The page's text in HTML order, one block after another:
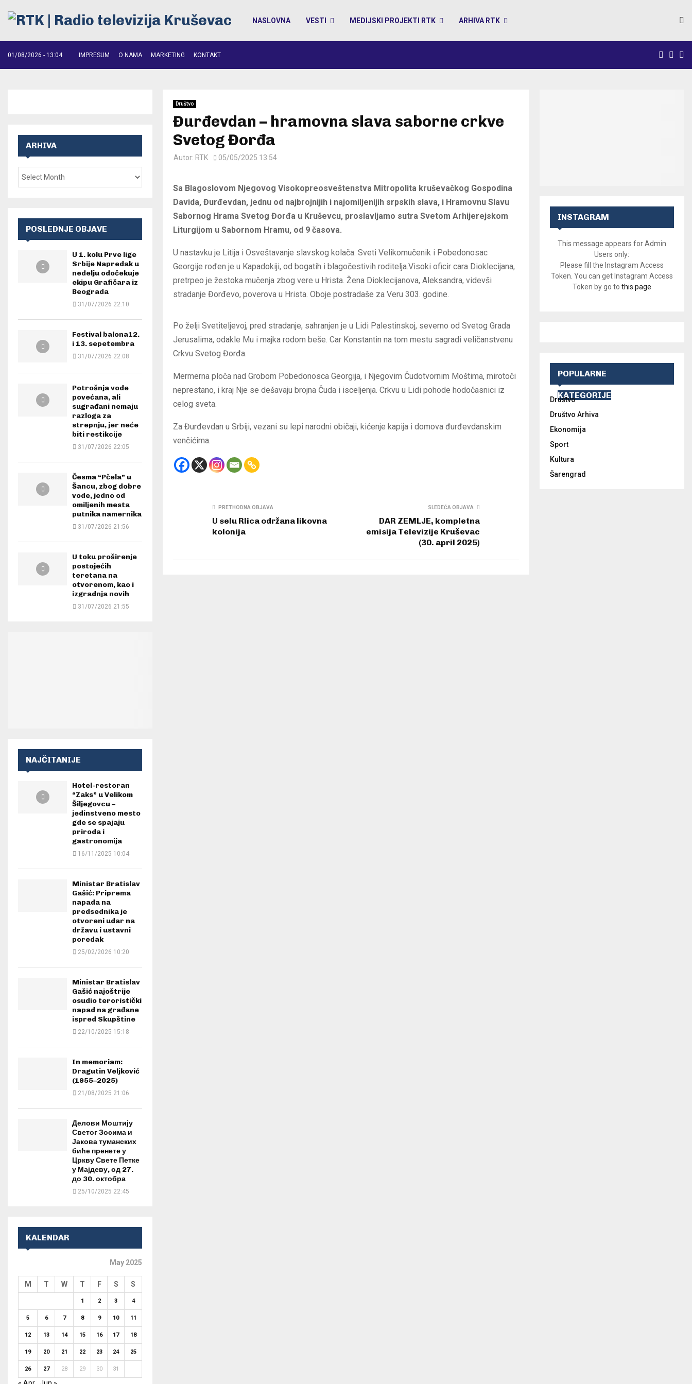
NASLOVNA VESTI MEDIJSKI PROJEKTI RTK ARHIVA RTK
01/08/2026 - 13:04 IMPRESUM O NAMA MARKETING KONTAKT
Društvo
Đurđevdan – hramovna slava saborne crkve
Svetog Đorđa
Autor: RTK 05/05/2025 13:54
Sa Blagoslovom Njegovog Visokopreosveštenstva Mitropolita kruševačkog Gospodina
Davida, Đurđevdan, jednu od najbrojnijih i najomiljenijih srpskih slava, i Hramovnu Slavu
Sabornog Hrama Svetog Đorđa u Kruševcu, proslavljamo sutra Svetom Arhijerejskom
Liturgijom u Sabornom Hramu, od 9 časova.
U nastavku je Litija i Osveštavanje slavskog kolača. Sveti Velikomučenik i Pobedonosac
Georgije rođen je u Kapadokiji, od bogatih i blagočestivih roditelja.Visoki oficir cara Dioklecijana,
pretrpeo je žestoka mučenja zbog vere u Hrista. Žena Dioklecijanova, Aleksandra, videvši
stradanje Đorđevo, poverova u Hrista. Oboje postradaše za Veru 303. godine.
Po želji Svetiteljevoj, pred stradanje, sahranjen je u Lidi Palestinskoj, severno od Svetog Grada
Jerusalima, odakle Mu i majka rodom beše. Car Konstantin na tom mestu sagradi veličanstvenu
Crkvu Svetog Đorđa.
Mermerna ploča nad Grobom Pobedonosca Georgija, i Njegovim Čudotvornim Moštima, mirotoči
neprestano, i kraj Nje se dešavaju brojna Čuda i isceljenja. Crkvu u Lidi pohode hodočasnici iz
celog sveta.
Za Đurđevdan u Srbiji, vezani su lepi narodni običaji, kićenje kapija i domova đurđevdanskim
venčićima.
PRETHODNA OBJAVA
U selu Rlica održana likovna
kolonija
SLEDEĆA OBJAVA
DAR ZEMLJE, kompletna
emisija Televizije Kruševac
(30. april 2025)
ARHIVA
POSLEDNJE OBJAVE
U 1. kolu Prve lige
Srbije Napredak u
nedelju odočekuje
ekipu Grafičara iz
Beograda
31/07/2026 22:10
Festival balona12.
i 13. sepetembra
31/07/2026 22:08
Potrošnja vode
povećana, ali
sugrađani nemaju
razloga za
strepnju, jer neće
biti restikcije
31/07/2026 22:05
Česma “Pčela” u
Šancu, zbog dobre
vode, jedno od
omiljenih mesta
putnika namernika
31/07/2026 21:56
U toku proširenje
postojećih
teretana na
otvorenom, kao i
izgradnja novih
31/07/2026 21:55
NAJČITANIJE
Hotel-restoran
“Zaks” u Velikom
Šiljegovcu –
jedinstveno mesto
gde se spajaju
priroda i
gastronomija
16/11/2025 10:04
Ministar Bratislav
Gašić: Priprema
napada na
predsednika je
otvoreni udar na
državu i ustavni
poredak
25/02/2026 10:20
Ministar Bratislav
Gašić najoštrije
osudio teroristički
napad na građane
ispred Skupštine
22/10/2025 15:18
In memoriam:
Dragutin Veljković
(1955–2025)
21/08/2025 21:06
Делови Моштију
Светог Зосима и
Јакова туманских
биће пренете у
Цркву Свете Петке
у Мајдеву, од 27.
до 30. октобра
25/10/2025 22:45
KALENDAR
May 2025
M T W T F S S
1 2 3 4
5 6 7 8 9 10 11
12 13 14 15 16 17 18
19 20 21 22 23 24 25
26 27 28 29 30 31
INSTAGRAM
This message appears for Admin
Users only:
Please fill the Instagram Access
Token. You can get Instagram Access
Token by go to this page
POPULARNE
KATEGORIJE
Društvo
Društvo Arhiva
Ekonomija
Sport
Kultura
Šarengrad